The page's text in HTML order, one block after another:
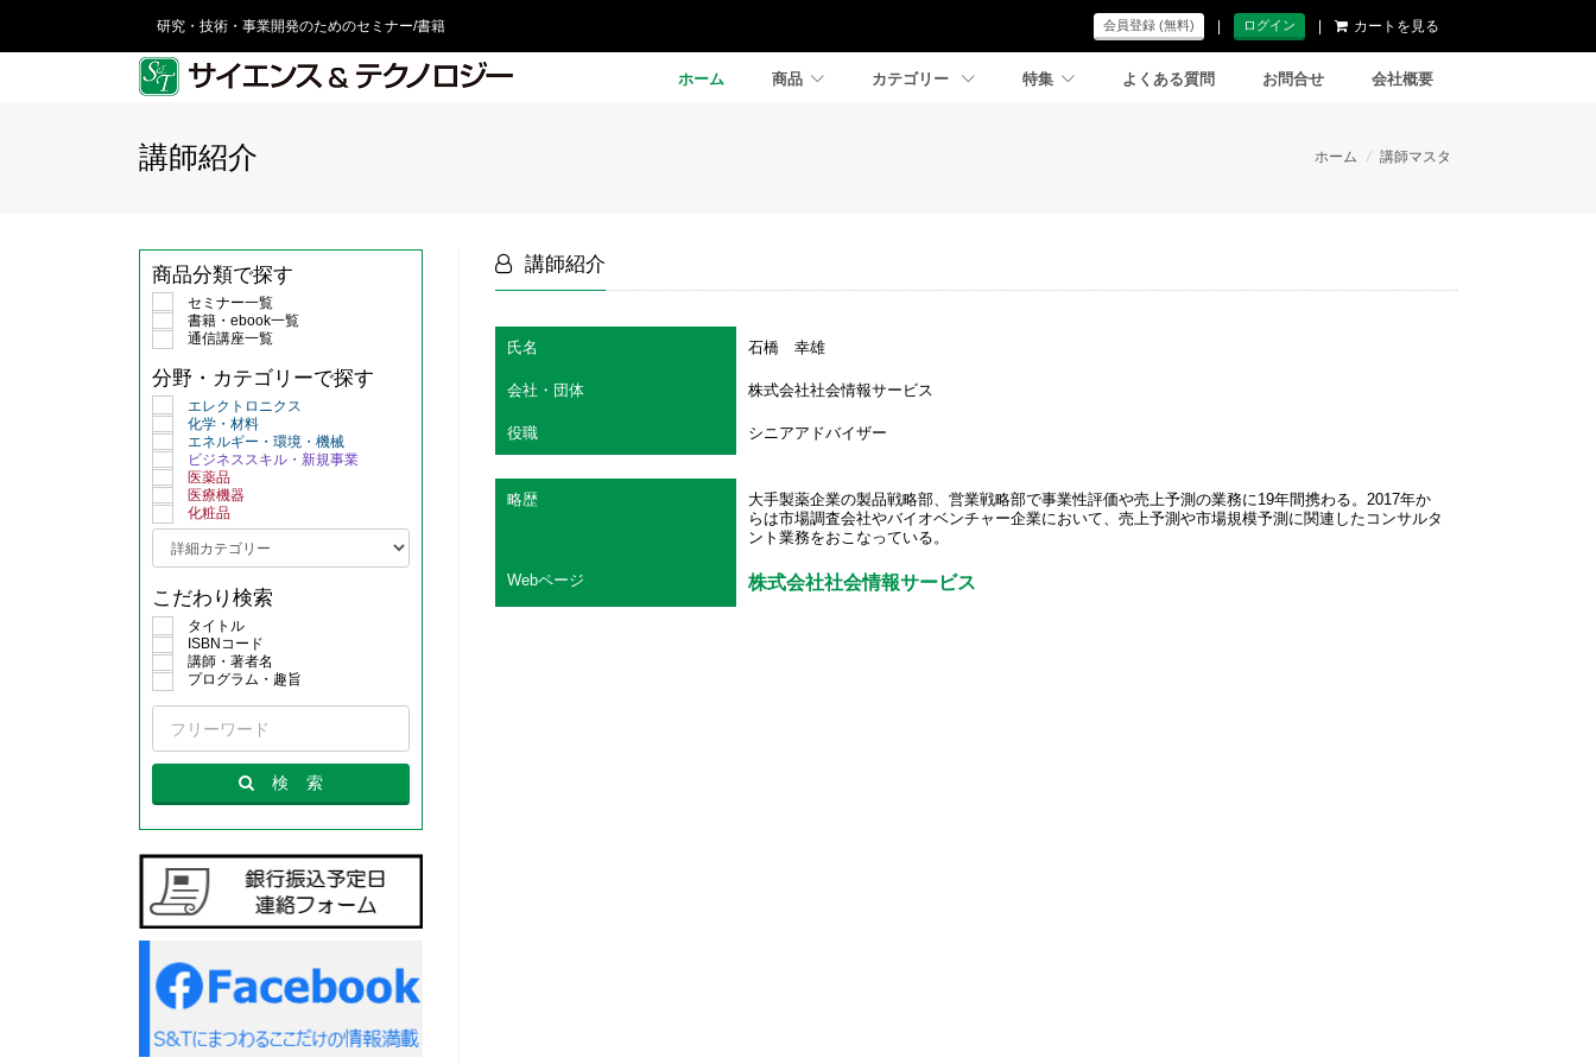
研究・技術・事業開発のためのセミナー/書籍 会員登録 (無料) | ログイン | カートを見る
ホーム 商品 カテゴリー 特集 よくある質問 お問合せ 会社概要
講師紹介 ホーム / 講師マスタ
講師紹介
氏名 石橋 幸雄
会社・団体 株式会社社会情報サービス
役職 シニアアドバイザー
略歴
大手製薬企業の製品戦略部、営業戦略部で事業性評価や売上予測の業務に19年間携わる。2017年か
らは市場調査会社やバイオベンチャー企業において、売上予測や市場規模予測に関連したコンサルタ
ント業務をおこなっている。
Webページ 株式会社社会情報サービス
商品分類で探す
セミナー一覧
書籍・ebook一覧
通信講座一覧
分野・カテゴリーで探す
エレクトロニクス
化学・材料
エネルギー・環境・機械
ビジネススキル・新規事業
医薬品
医療機器
化粧品
こだわり検索
タイトル
ISBNコード
講師・著者名
プログラム・趣旨
検 索